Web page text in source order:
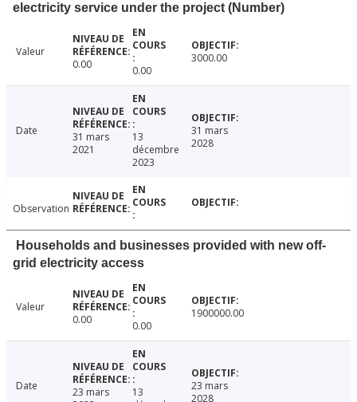
electricity service under the project (Number)
Valeur
0.00
0.00
3000.00
Date
31 mars
2021
13
décembre
2023
31 mars
2028
Observation
Households and businesses provided with new off-
grid electricity access
Valeur
0.00
0.00
1900000.00
Date
23 mars
13
23 mars
2028